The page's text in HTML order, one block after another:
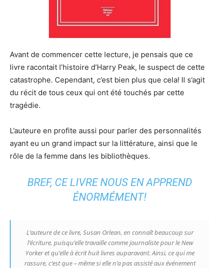
Avant de commencer cette lecture, je pensais que ce
livre racontait l’histoire d’Harry Peak, le suspect de cette
catastrophe. Cependant, c’est bien plus que cela! Il s’agit
du récit de tous ceux qui ont été touchés par cette
tragédie.
L’auteure en profite aussi pour parler des personnalités
ayant eu un grand impact sur la littérature, ainsi que le
rôle de la femme dans les bibliothèques.
BREF, CE LIVRE NOUS EN APPREND
ÉNORMÉMENT!
L’auteure de ce livre, Susan Orlean, en connaît beaucoup sur
l’écriture, puisqu’elle travaille comme journaliste pour le New
Yorker et qu’elle à écrit huit livres auparavant. Ainsi, ce qui me
rassure, c’est que – même si elle n’a pas assisté aux événement